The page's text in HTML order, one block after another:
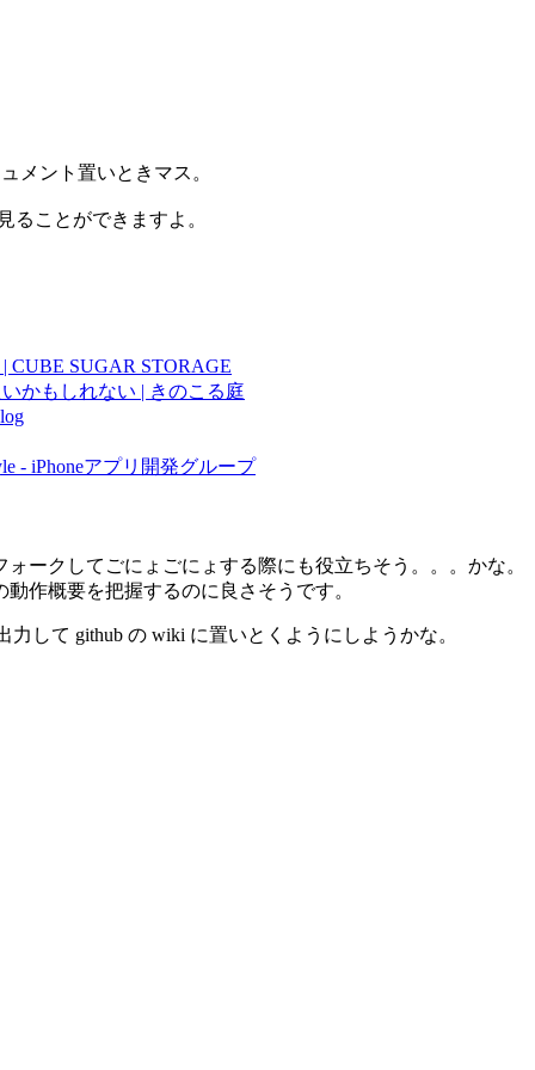
メント置いときマス。
ることができますよ。
CUBE SUGAR STORAGE
かもしれない | きのこる庭
- iPhoneアプリ開発グループ
ークしてごにょごにょする際にも役立ちそう。。。かな。
作概要を把握するのに良さそうです。
して github の wiki に置いとくようにしようかな。